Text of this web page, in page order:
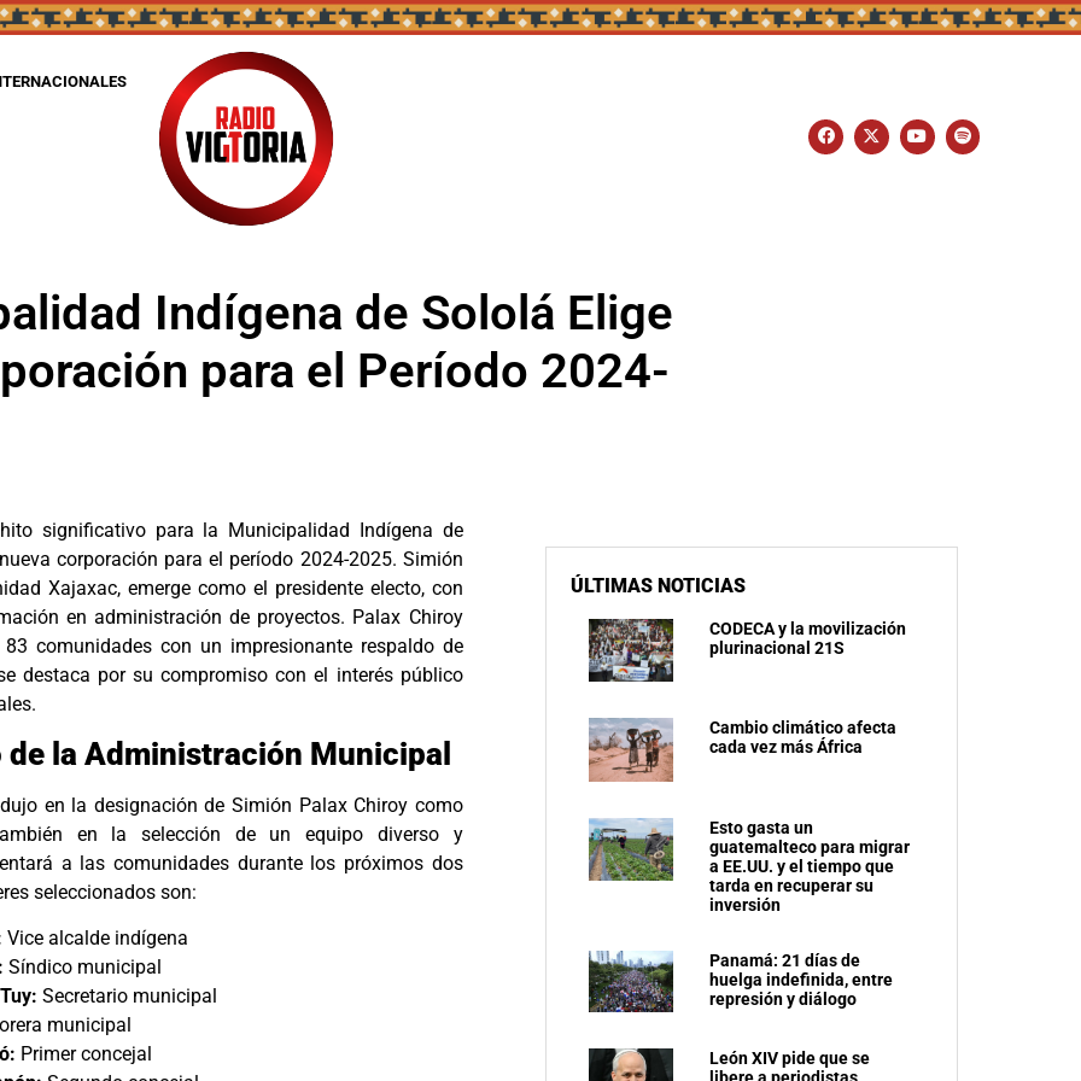
Indígena de Sololá Elige
para el Período 2024-
significativo para la Municipalidad Indígena de
corporación para el período 2024-2025. Simión
Xajaxac, emerge como el presidente electo, con
en administración de proyectos. Palax Chiroy
comunidades con un impresionante respaldo de
destaca por su compromiso con el interés público
de la Administración Municipal
en la designación de Simión Palax Chiroy como
en la selección de un equipo diverso y
a las comunidades durante los próximos dos
seleccionados son:
Vice alcalde indígena
Síndico municipal
Secretario municipal
municipal
Primer concejal
ÚLTIMAS NOTICIAS
CODECA y la movilización
plurinacional 21S
Cambio climático afecta
cada vez más África
Esto gasta un
guatemalteco para migrar
a EE.UU. y el tiempo que
tarda en recuperar su
inversión
Panamá: 21 días de
huelga indefinida, entre
represión y diálogo
León XIV pide que se
libere a periodistas